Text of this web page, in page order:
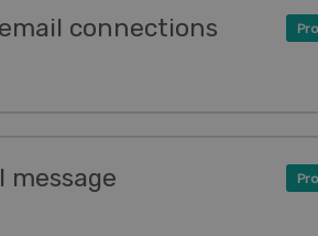
connections
message